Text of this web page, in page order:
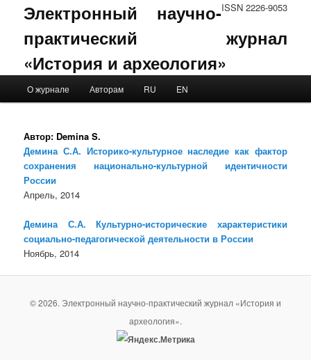
ISSN 2226-9053
Электронный научно-
практический журнал
«История и археология»
Skip to primary content
Skip to secondary content
О журнале Авторам RU EN
Автор: Demina S.
Демина С.А. Историко-культурное наследие как фактор
сохранения национально-культурной идентичности
России
Апрель, 2014
Демина С.А. Культурно-исторические характеристики
социально-педагогической деятельности в России
Ноябрь, 2014
© 2026. Электронный научно-практический журнал «История и
археология».